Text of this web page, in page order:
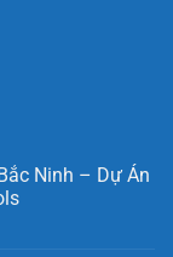
Ninh – Dự Án